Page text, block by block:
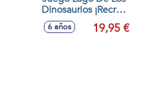
Dinosaurios ¡Recrea
Un Paisaje Jurásico
Con Muchos
6 años 19,95 €